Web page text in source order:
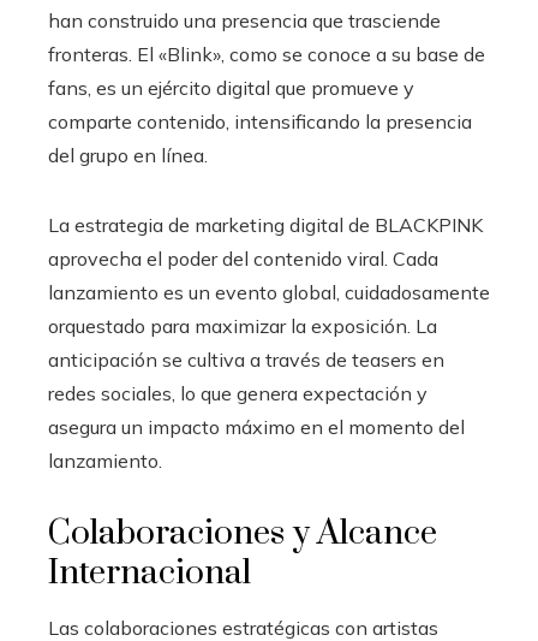
han construido una presencia que trasciende
fronteras. El «Blink», como se conoce a su base de
fans, es un ejército digital que promueve y
comparte contenido, intensificando la presencia
del grupo en línea.
La estrategia de marketing digital de BLACKPINK
aprovecha el poder del contenido viral. Cada
lanzamiento es un evento global, cuidadosamente
orquestado para maximizar la exposición. La
anticipación se cultiva a través de teasers en
redes sociales, lo que genera expectación y
asegura un impacto máximo en el momento del
lanzamiento.
Colaboraciones y Alcance
Internacional
Las colaboraciones estratégicas con artistas